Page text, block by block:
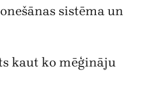
sistēma un
kaut ko mēģināju